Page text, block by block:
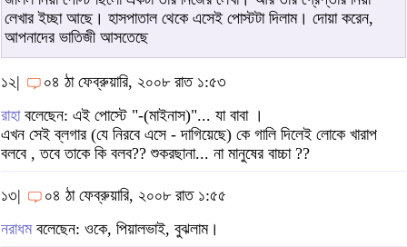
লেখার ইচ্ছা আছে। হাসপাতাল থেকে এসেই পোস্টটা দিলাম। দোয়া করেন,
আপনাদের ভাতিজী আসতেছে
১২|
০৪ ঠা ফেব্রুয়ারি, ২০০৮ রাত ১:৫৩
রাহাবলেছেন: এই পোস্টে "-(মাইনাস)"... যা বাবা ।
এখন সেই ব্লগার (যে নিরবে এসে - দাগিয়েছে) কে গালি দিলেই লোকে খারাপ
বলবে , তবে তাকে কি বলব?? শুকরছানা... না মানুষের বাচ্চা ??
১৩|
০৪ ঠা ফেব্রুয়ারি, ২০০৮ রাত ১:৫৫
নরাধমবলেছেন: ওকে, পিয়ালভাই, বুঝলাম।